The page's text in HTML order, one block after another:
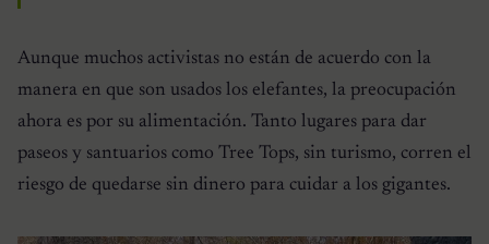
Aunque muchos activistas no están de acuerdo con la
manera en que son usados los elefantes, la preocupación
ahora es por su alimentación. Tanto lugares para dar
paseos y santuarios como Tree Tops, sin turismo, corren el
riesgo de quedarse sin dinero para cuidar a los gigantes.